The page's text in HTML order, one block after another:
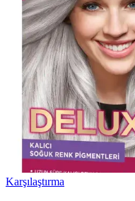
Karşılaştırma